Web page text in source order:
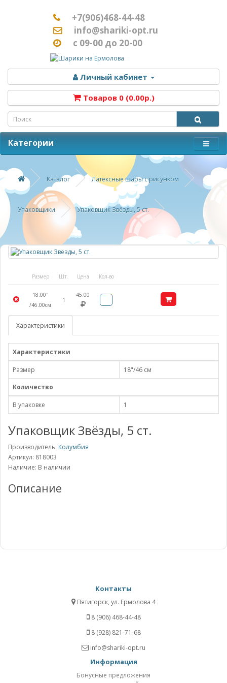
+7(906)468-44-48
info@shariki-opt.ru
с 09-00 до 20-00
Личный кабинет
Товаров 0 (0.00р.)
Категории
Каталог Латексные шары с рисунком
Упаковщики Упаковщик Звёзды, 5 ст.
Размер Шт. Цена Кол-во
18.00"
/46.00см
1
45.00
Характеристики
Характеристики
Размер
18"/46 см
Количество
В упаковке 1
Упаковщик Звёзды, 5 ст.
Производитель: Колумбия
Артикул: 818003
Наличие: В наличии
Описание
Контакты
Пятигорск, ул. Ермолова 4
8 (906) 468-44-48
8 (928) 821-71-68
info@shariki-opt.ru
Информация
Бонусные предложения